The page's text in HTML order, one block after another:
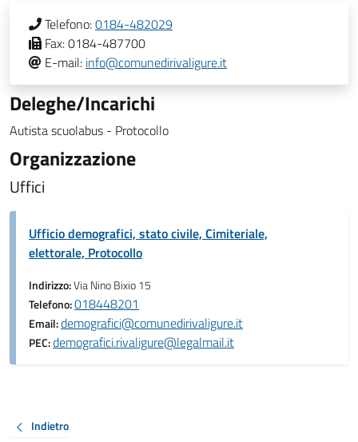
Telefono:0184-482029
Fax:0184-487700
E-mail: info@comunedirivaligure.it
Deleghe/Incarichi
Autista scuolabus - Protocollo
Organizzazione
Uffici
Ufficio demografici, stato civile, Cimiteriale,
elettorale, Protocollo
Indirizzo:Via Nino Bixio 15
Telefono:018448201
Email:demografici@comunedirivaligure.it
PEC:demografici.rivaligure@legalmail.it
Indietro